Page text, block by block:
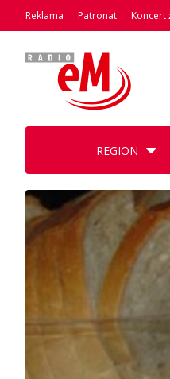
Reklama Patronat Koncert
REGION